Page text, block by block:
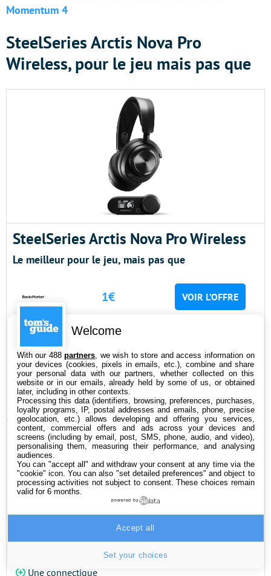
Momentum 4
SteelSeries Arctis Nova Pro
Wireless, pour le jeu mais pas que
SteelSeries Arctis Nova Pro Wireless
Le meilleur pour le jeu, mais pas que
1€ VOIR L’OFFRE
299.66€
309.44€ VOIR L’OFFRE
ON AIME
Bon rendu sonore
Réduction de bruit
tout à fait correcte
batteries et station
Une connectique
ON N’AIME PAS
Peut tenir chaud
aux oreilles
Pas d'application
mobile
Welcome
With our 488partners , we wish to store and access information on
your devices (cookies, pixels in emails, etc.), combine and share
your personal data with our partners, whether collected on this
website or in our emails, already held by some of us, or obtained
later, including in other contexts.
Processing this data (identifiers, browsing, preferences, purchases,
loyalty programs, IP, postal addresses and emails, phone, precise
geolocation, etc.) allows developing and offering you services,
content, commercial offers and ads across your devices and
screens (including by email, post, SMS, phone, audio, and video),
personalising them, measuring their performance, and analysing
audiences.
You can "accept all" and withdraw your consent at any time via the
"cookie" icon. You can also "set detailed preferences" and object to
processing activities not subject to consent. These choices remain
valid for 6 months.
powered by
Set your choices
Accept all